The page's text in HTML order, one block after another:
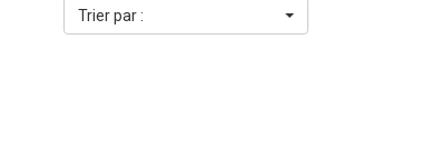
Trier par :